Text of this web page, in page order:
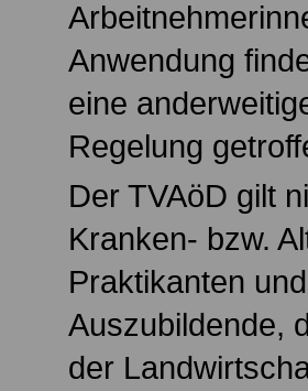
Anwendung
eine
Regelung
Der TVAöD gilt
Kranken- bzw.
Praktikanten
Auszubildende,
der